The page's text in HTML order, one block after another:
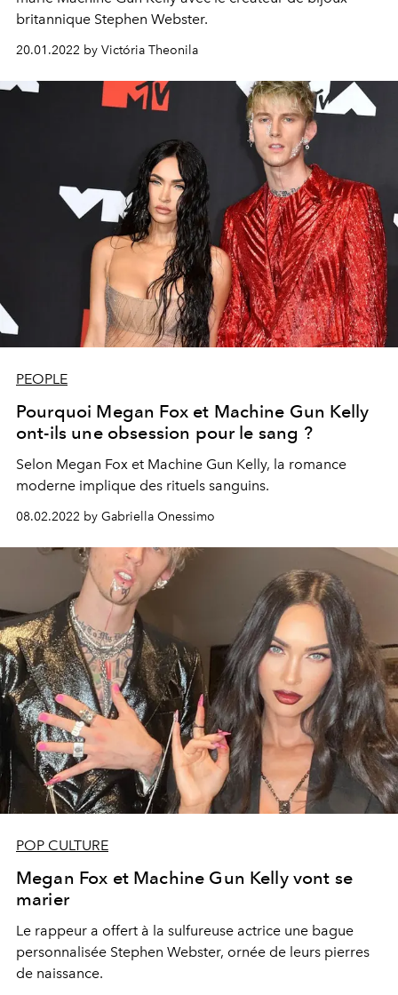
britannique Stephen Webster.
20.01.2022 by Victória Theonila
PEOPLE
Pourquoi Megan Fox et Machine Gun Kelly
ont-ils une obsession pour le sang ?
Selon Megan Fox et Machine Gun Kelly, la romance
moderne implique des rituels sanguins.
08.02.2022 by Gabriella Onessimo
POP CULTURE
Megan Fox et Machine Gun Kelly vont se
marier
Le rappeur a offert à la sulfureuse actrice une bague
personnalisée Stephen Webster, ornée de leurs pierres
de naissance.